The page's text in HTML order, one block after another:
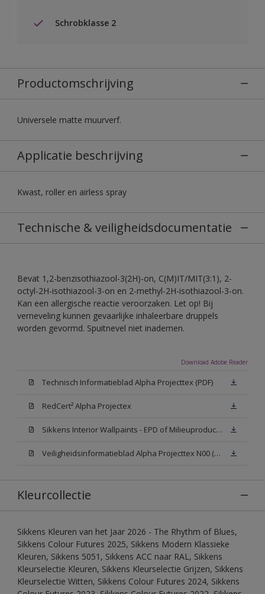
Schrobklasse 2
Productomschrijving
Universele matte muurverf.
Applicatie beschrijving
Kwast, roller en airless spray
Technische & veiligheidsdocumentatie
Bevat 1,2-benzisothiazool-3(2H)-on, C(M)IT/MIT(3:1), 2-
octyl-2H-isothiazool-3-on en 2-methyl-2H-isothiazool-3-on.
Kan een allergische reactie veroorzaken. Let op! Bij
verneveling kunnen gevaarlijke inhaleerbare druppels
worden gevormd. Spuitnevel niet inademen.
Download Adobe Reader
Technisch Informatieblad Alpha Projecttex (PDF)
RedCert² Alpha Projectex
Sikkens Interior Wallpaints - EPD of Milieuproductverklaring
Veiligheidsinformatieblad Alpha Projecttex N00 (MSDS)
Kleurcollectie
Sikkens Kleuren van het Jaar 2026 - The Rhythm of Blues,
Sikkens Colour Futures 2025, Sikkens Modern Klassieke
Kleuren, Sikkens 5051, Sikkens ACC naar RAL, Sikkens
Kleurselectie Kleuren, Sikkens Kleurselectie Grijzen, Sikkens
Kleurselectie Witten, Sikkens Colour Futures 2024, Sikkens